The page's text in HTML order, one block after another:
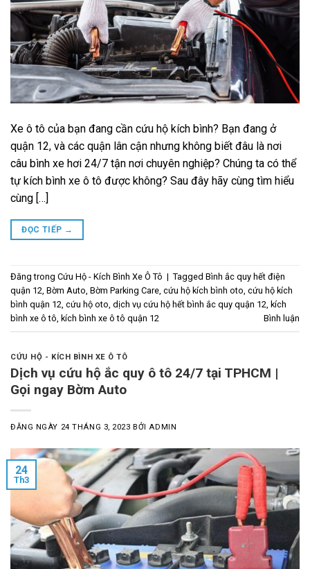
Xe ô tô của bạn đang cần cứu hộ kích bình? Bạn đang ở
quận 12, và các quận lân cận nhưng không biết đâu là nơi
câu bình xe hơi 24/7 tận nơi chuyên nghiệp? Chúng ta có thể
tự kích bình xe ô tô được không? Sau đây hãy cùng tìm hiểu
cùng […]
ĐỌC TIẾP →
Đăng trong Cứu Hộ - Kích Bình Xe Ô Tô | Tagged Bình ắc quy hết điện
quận 12, Bờm Auto, Bờm Parking Care, cứu hộ kích bình oto, cứu hộ kích
bình quận 12, cứu hộ oto, dịch vụ cứu hộ hết bình ắc quy quận 12, kích
bình xe ô tô, kích bình xe ô tô quận 12 Bình luận
CỨU HỘ - KÍCH BÌNH XE Ô TÔ
Dịch vụ cứu hộ ắc quy ô tô 24/7 tại TPHCM |
Gọi ngay Bờm Auto
ĐĂNG NGÀY 24 THÁNG 3, 2023 BỞI ADMIN
24
Th3